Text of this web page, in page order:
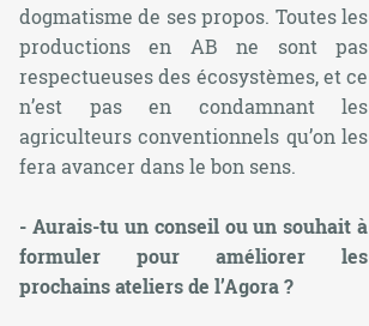
dogmatisme de ses propos. Toutes les
productions en AB ne sont pas
respectueuses des écosystèmes, et ce
n’est pas en condamnant les
agriculteurs conventionnels qu’on les
fera avancer dans le bon sens.
- Aurais-tu un conseil ou un souhait à
formuler pour améliorer les
prochains ateliers de l’Agora ?